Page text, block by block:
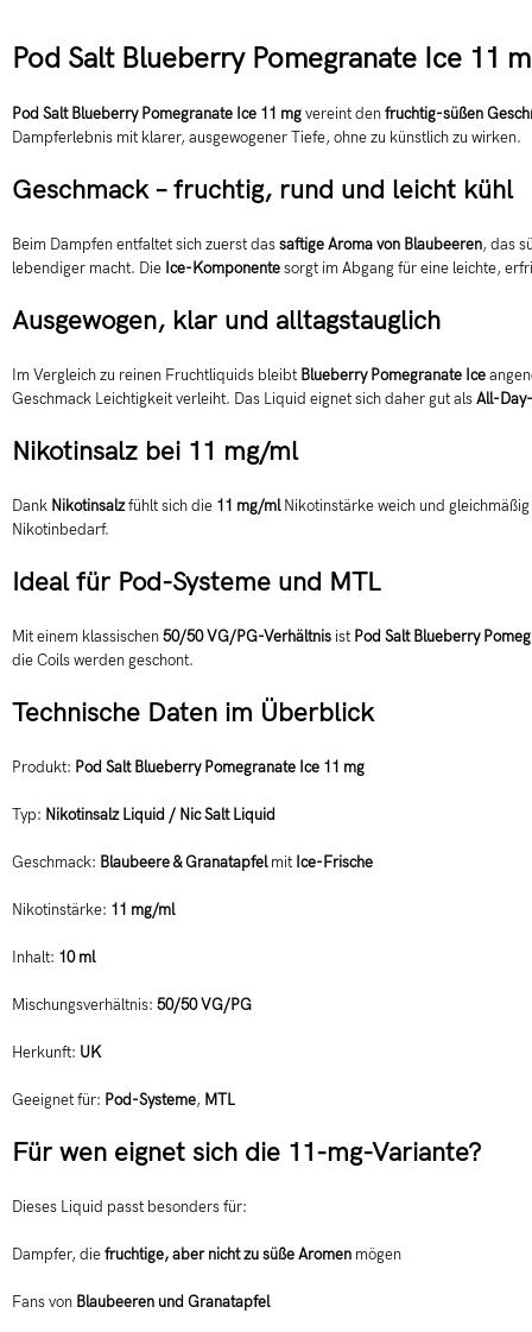
Pod Salt Blueberry Pomegranate Ice 11
Pod Salt Blueberry Pomegranate Ice 11 mgvereint denfruchtig-süßen
Dampferlebnis mit klarer, ausgewogener Tiefe, ohne zu künstlich zu wirken.
Geschmack – fruchtig, rund und leicht kühl
Beim Dampfen entfaltet sich zuerst dassaftige Aroma von Blaubeeren, das
lebendiger macht. Die Ice-Komponentesorgt im Abgang für eine leichte,
Ausgewogen, klar und alltagstauglich
Im Vergleich zu reinen Fruchtliquids bleibt Blueberry Pomegranate Ice
Geschmack Leichtigkeit verleiht. Das Liquid eignet sich daher gut alsAll-
Nikotinsalz bei 11 mg/ml
Dank Nikotinsalzfühlt sich die 11 mg/mlNikotinstärke weich und
Nikotinbedarf.
Ideal für Pod-Systeme und MTL
Mit einem klassischen50/50 VG/PG-Verhältnis ist Pod Salt Blueberry
die Coils werden geschont.
Technische Daten im Überblick
Produkt: Pod Salt Blueberry Pomegranate Ice 11 mg
Typ: Nikotinsalz Liquid / Nic Salt Liquid
Geschmack: Blaubeere & Granatapfelmit Ice-Frische
Nikotinstärke: 11 mg/ml
Inhalt: 10 ml
Mischungsverhältnis: 50/50 VG/PG
Herkunft: UK
Geeignet für: Pod-Systeme, MTL
Für wen eignet sich die 11-mg-Variante?
Dieses Liquid passt besonders für:
Dampfer, diefruchtige, aber nicht zu süße Aromen mögen
Fans von Blaubeeren und Granatapfel